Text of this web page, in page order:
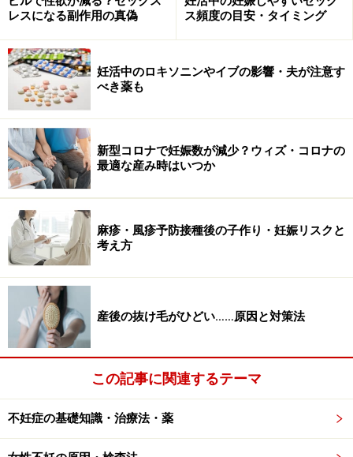
レスになる副作用の真偽
ス頻度の目安・タイミング
妊活中のロキソニンやイブの影響・夫が注意す
べき薬も
新型コロナで妊娠数が減少？ウィズ・コロナの
最適な産み時はいつか
麻疹・風疹予防接種後の子作り・妊娠リスクと
考え方
産後の抜け毛がひどい……原因と対策法
この記事に関連するテーマ
不妊症の基礎知識・治療法・薬